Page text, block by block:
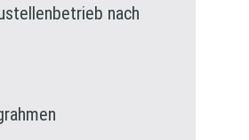
nach